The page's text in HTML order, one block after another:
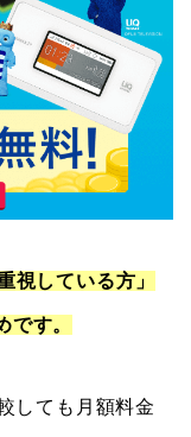
視している方」
す。
しても月額料金